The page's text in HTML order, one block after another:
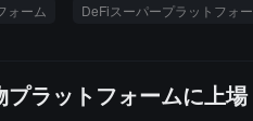
ォーム DeFiスーパープラットフォ
ラットフォームに上場